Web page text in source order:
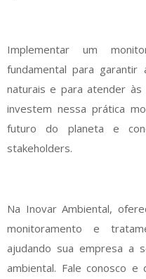
Implementar um
fundamental para garantir
naturais e para atender às
investem nessa prática
futuro do planeta e
stakeholders.
Na Inovar Ambiental,
monitoramento e
ajudando sua empresa a
ambiental. Fale conosco